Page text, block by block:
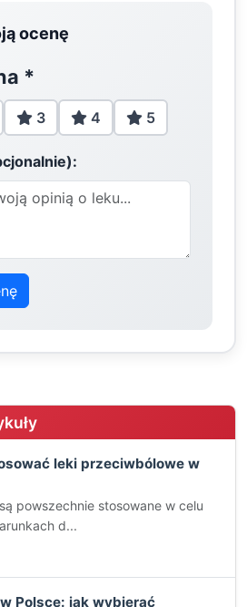
ocenę
*
3 4 5
leki przeciwbólowe w
powszechnie stosowane w celu
d...
Polsce: jak wybierać